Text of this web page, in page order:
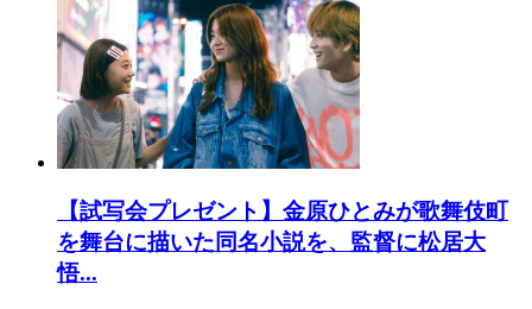
【試写会プレゼント】金原ひとみが歌舞伎町
を舞台に描いた同名小説を、監督に松居大
悟...